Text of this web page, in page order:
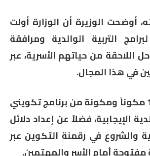
أوضحت الوزيرة أن الوزارة أولت
التربية الوالدية ومرافقة
اللاحقة من حياتهم الأسرية، عبر
في هذا المجال.
وقد استفاد 141 مكوناً ومكونة من برنامج تكويني
الإيجابية، فضلاً عن إعداد دلائل
والشروع في رقمنة التكوين عبر
مفتوحة أمام الأسر والمهتمين.